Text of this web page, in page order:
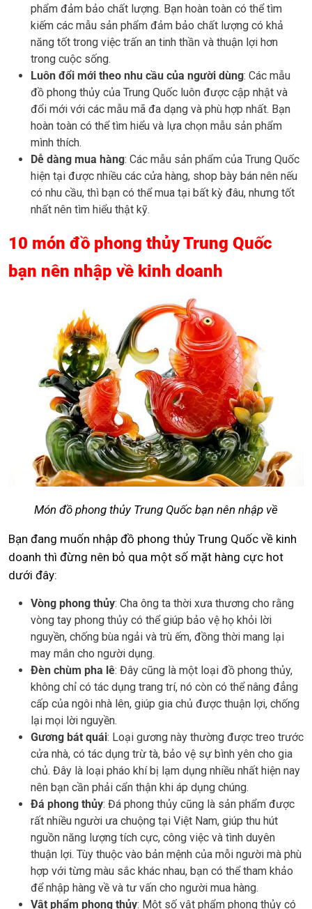
phẩm đảm bảo chất lượng. Bạn hoàn toàn có thể tìm
kiếm các mẫu sản phẩm đảm bảo chất lượng có khả
năng tốt trong việc trấn an tinh thần và thuận lợi hơn
trong cuộc sống.
Luôn đổi mới theo nhu cầu của người dùng: Các mẫu
đồ phong thủy của Trung Quốc luôn được cập nhật và
đổi mới với các mẫu mã đa dạng và phù hợp nhất. Bạn
hoàn toàn có thể tìm hiểu và lựa chọn mẫu sản phẩm
mình thích.
Dễ dàng mua hàng: Các mẫu sản phẩm của Trung Quốc
hiện tại được nhiều các cửa hàng, shop bày bán nên nếu
có nhu cầu, thì bạn có thể mua tại bất kỳ đâu, nhưng tốt
nhất nên tìm hiểu thật kỹ.
10 món đồ phong thủy Trung Quốc
bạn nên nhập về kinh doanh
Món đồ phong thủy Trung Quốc bạn nên nhập về
Bạn đang muốn nhập đồ phong thủy Trung Quốc về kinh
doanh thì đừng nên bỏ qua một số mặt hàng cực hot
dưới đây:
Vòng phong thủy: Cha ông ta thời xưa thương cho rằng
vòng tay phong thủy có thể giúp bảo vệ họ khỏi lời
nguyền, chống bùa ngải và trù ếm, đồng thời mang lại
may mắn cho người dụng.
Đèn chùm pha lê: Đây cũng là một loại đồ phong thủy,
không chỉ có tác dụng trang trí, nó còn có thể nâng đẳng
cấp của ngôi nhà lên, giúp gia chủ được thuận lợi, chống
lại mọi lời nguyền.
Gương bát quái: Loại gương này thường được treo trước
cửa nhà, có tác dụng trừ tà, bảo vệ sự bình yên cho gia
chủ. Đây là loại pháo khí bị lạm dụng nhiều nhất hiện nay
nên bạn cần phải cẩn thận khi áp dụng chúng.
Đá phong thủy: Đá phong thủy cũng là sản phẩm được
rất nhiều người ưa chuộng tại Việt Nam, giúp thu hút
nguồn năng lượng tích cực, công việc và tình duyên
thuận lợi. Tùy thuộc vào bản mệnh của mỗi người mà phù
hợp với từng màu sắc khác nhau, bạn có thể tham khảo
để nhập hàng về và tư vấn cho người mua hàng.
Vật phẩm phong thủy: Một số vật phẩm phong thủy có